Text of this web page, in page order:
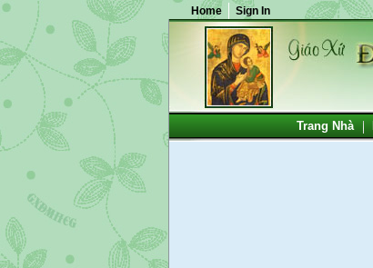
Home Sign In
Trang Nhà